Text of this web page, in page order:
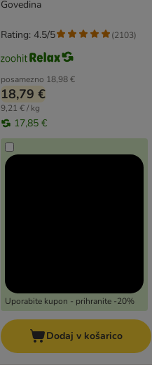
Govedina
posamezno 18,98 €
18,79 €
9,21 € / kg
17,85 €
Uporabite kupon - prihranite -20%
Rating: 4.5/5 (2103)
Dodaj v košarico